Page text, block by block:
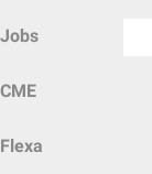
Jobs
CME
Flexa